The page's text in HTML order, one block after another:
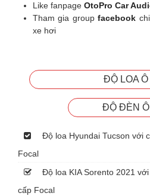
Like fanpage OtoPro Car
Tham gia groupfacebook
xe hơi
ĐỘ LOA Ô
ĐỘ ĐÈN Ô
Độ loa Hyundai Tucson với
Focal
Độ loa KIA Sorento 2021
cấp Focal